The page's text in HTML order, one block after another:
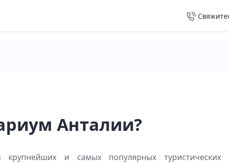
Анталии?
и самых популярных туристических